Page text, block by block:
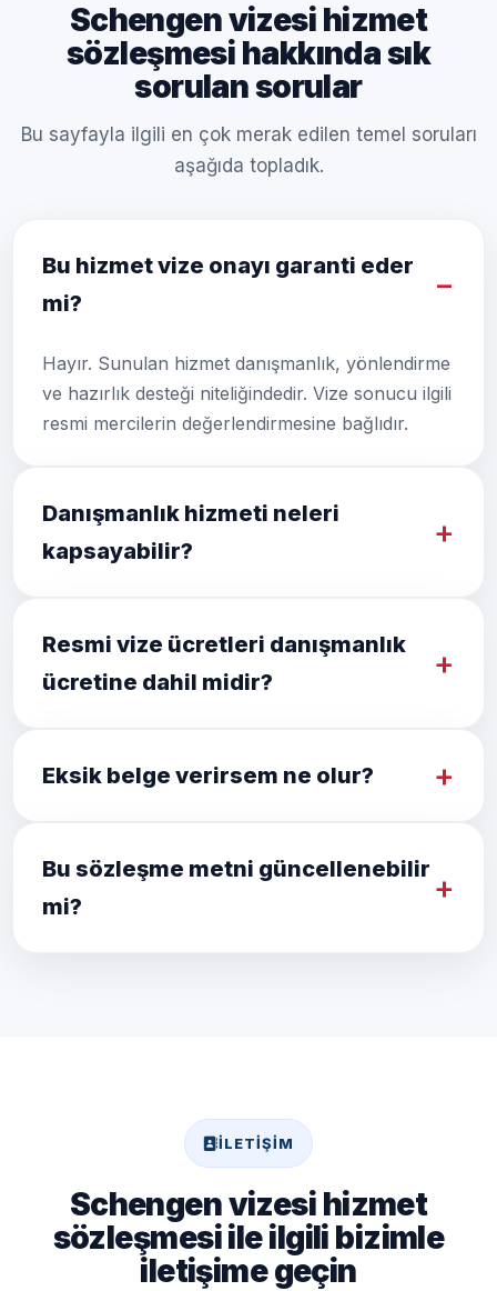
Schengen vizesi hizmet
sözleşmesi hakkında sık
sorulan sorular
Bu sayfayla ilgili en çok merak edilen temel soruları
aşağıda topladık.
Bu hizmet vize onayı garanti eder
mi?
Hayır. Sunulan hizmet danışmanlık, yönlendirme
ve hazırlık desteği niteliğindedir. Vize sonucu ilgili
resmi mercilerin değerlendirmesine bağlıdır.
Danışmanlık hizmeti neleri
kapsayabilir?
Resmi vize ücretleri danışmanlık
ücretine dahil midir?
Eksik belge verirsem ne olur?
Bu sözleşme metni güncellenebilir
mi?
İLETIŞIM
Schengen vizesi hizmet
sözleşmesi ile ilgili bizimle
iletişime geçin